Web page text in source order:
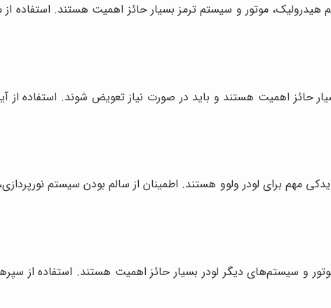
موتور و سیستم ترمز بسیار حائز اهمیت هستند. استفاده
حائز اهمیت هستند و باید در صورت نیاز تعویض شوند. استفاده از
مهم برای لودر ولوو هستند. اطمینان از سالم بودن سیستم
و سیستم‌های دیگر لودر بسیار حائز اهمیت هستند. استفاده از